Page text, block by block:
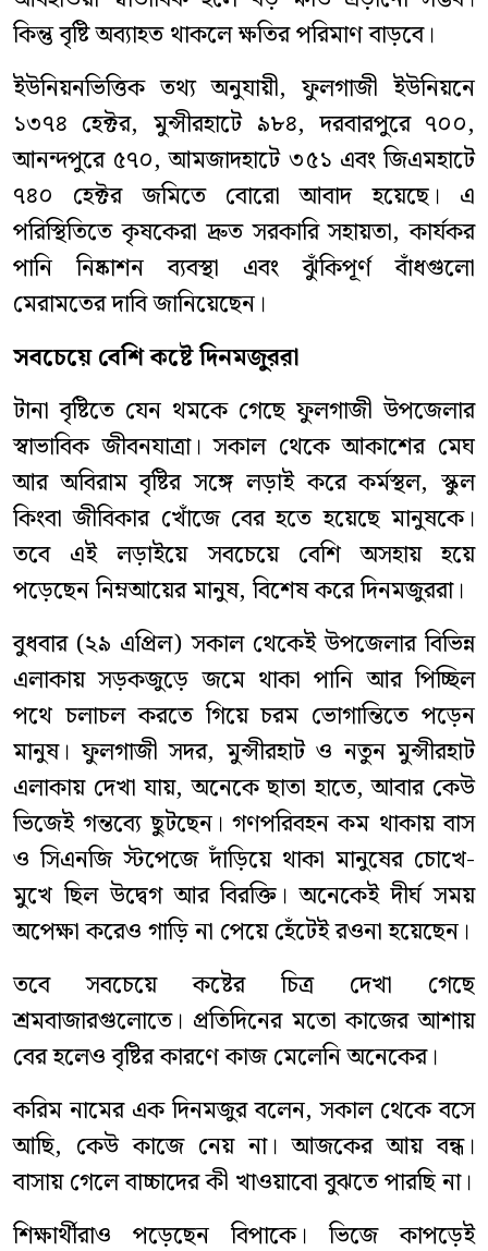
কিন্তু বৃষ্টি অব্যাহত থাকলে ক্ষতির পরিমাণ বাড়বে।
ইউনিয়নভিত্তিক তথ্য অনুযায়ী, ফুলগাজী ইউনিয়নে
১৩৭৪ হেক্টর, মুন্সীরহাটে ৯৮৪, দরবারপুরে ৭০০,
আনন্দপুরে ৫৭০, আমজাদহাটে ৩৫১ এবং জিএমহাটে
৭৪০ হেক্টর জমিতে বোরো আবাদ হয়েছে। এ
পরিস্থিতিতে কৃষকেরা দ্রুত সরকারি সহায়তা, কার্যকর
পানি নিষ্কাশন ব্যবস্থা এবং ঝুঁকিপূর্ণ বাঁধগুলো
মেরামতের দাবি জানিয়েছেন।
সবচেয়ে বেশি কষ্টে দিনমজুররা
টানা বৃষ্টিতে যেন থমকে গেছে ফুলগাজী উপজেলার
স্বাভাবিক জীবনযাত্রা। সকাল থেকে আকাশের মেঘ
আর অবিরাম বৃষ্টির সঙ্গে লড়াই করে কর্মস্থল, স্কুল
কিংবা জীবিকার খোঁজে বের হতে হয়েছে মানুষকে।
তবে এই লড়াইয়ে সবচেয়ে বেশি অসহায় হয়ে
পড়েছেন নিম্নআয়ের মানুষ, বিশেষ করে দিনমজুররা।
বুধবার (২৯ এপ্রিল) সকাল থেকেই উপজেলার বিভিন্ন
এলাকায় সড়কজুড়ে জমে থাকা পানি আর পিচ্ছিল
পথে চলাচল করতে গিয়ে চরম ভোগান্তিতে পড়েন
মানুষ। ফুলগাজী সদর, মুন্সীরহাট ও নতুন মুন্সীরহাট
এলাকায় দেখা যায়, অনেকে ছাতা হাতে, আবার কেউ
ভিজেই গন্তব্যে ছুটছেন। গণপরিবহন কম থাকায় বাস
ও সিএনজি স্টপেজে দাঁড়িয়ে থাকা মানুষের চোখে-
মুখে ছিল উদ্বেগ আর বিরক্তি। অনেকেই দীর্ঘ সময়
অপেক্ষা করেও গাড়ি না পেয়ে হেঁটেই রওনা হয়েছেন।
তবে সবচেয়ে কষ্টের চিত্র দেখা গেছে
শ্রমবাজারগুলোতে। প্রতিদিনের মতো কাজের আশায়
বের হলেও বৃষ্টির কারণে কাজ মেলেনি অনেকের।
করিম নামের এক দিনমজুর বলেন, সকাল থেকে বসে
আছি, কেউ কাজে নেয় না। আজকের আয় বন্ধ।
বাসায় গেলে বাচ্চাদের কী খাওয়াবো বুঝতে পারছি না।
শিক্ষার্থীরাও পড়েছেন বিপাকে। ভিজে কাপড়েই